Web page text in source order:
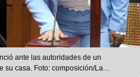
ante las autoridades de un
su casa. Foto: composición/La